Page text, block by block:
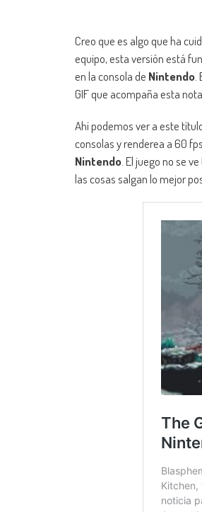
Creo que es algo que ha
equipo, esta versión está
en la consola de Nintendo.
GIF que acompaña esta
Ahí podemos ver a este
consolas y renderea a 60
Nintendo. El juego no se
las cosas salgan lo mejor